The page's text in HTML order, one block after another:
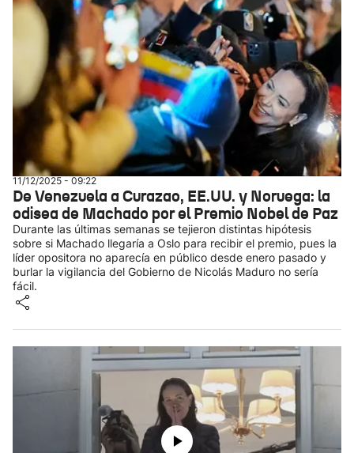
11/12/2025 - 09:22
De Venezuela a Curazao, EE.UU. y Noruega: la
odisea de Machado por el Premio Nobel de Paz
Durante las últimas semanas se tejieron distintas hipótesis
sobre si Machado llegaría a Oslo para recibir el premio, pues la
líder opositora no aparecía en público desde enero pasado y
burlar la vigilancia del Gobierno de Nicolás Maduro no sería
fácil.